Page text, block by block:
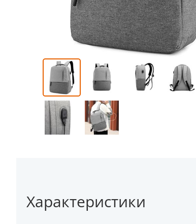
Характеристики